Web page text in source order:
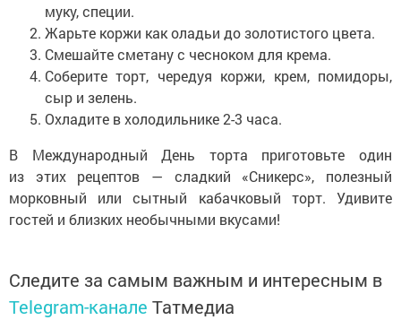
муку, специи.
Жарьте коржи как оладьи до золотистого цвета.
Смешайте сметану с чесноком для крема.
Соберите торт, чередуя коржи, крем, помидоры,
сыр и зелень.
Охладите в холодильнике 2-3 часа.
В Международный День торта приготовьте один
из этих рецептов — сладкий «Сникерс», полезный
морковный или сытный кабачковый торт. Удивите
гостей и близких необычными вкусами!
Следите за самым важным и интересным в
Telegram-канале Татмедиа